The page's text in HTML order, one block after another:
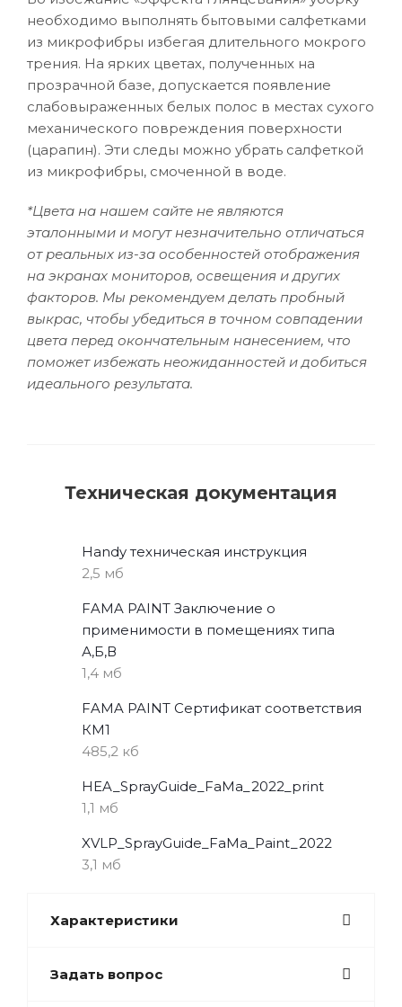
необходимо выполнять бытовыми салфетками
из микрофибры избегая длительного мокрого
трения. На ярких цветах, полученных на
прозрачной базе, допускается появление
слабовыраженных белых полос в местах сухого
механического повреждения поверхности
(царапин). Эти следы можно убрать салфеткой
из микрофибры, смоченной в воде.
*Цвета на нашем сайте не являются
эталонными и могут незначительно отличаться
от реальных из-за особенностей отображения
на экранах мониторов, освещения и других
факторов. Мы рекомендуем делать пробный
выкрас, чтобы убедиться в точном совпадении
цвета перед окончательным нанесением, что
поможет избежать неожиданностей и добиться
идеального результата.
Техническая документация
Handy техническая инструкция
2,5 мб
FAMA PAINT Заключение о
применимости в помещениях типа
А,Б,В
1,4 мб
FAMA PAINT Сертификат соответствия
КМ1
485,2 кб
HEA_SprayGuide_FaMa_2022_print
1,1 мб
XVLP_SprayGuide_FaMa_Paint_2022
3,1 мб
Характеристики
Задать вопрос